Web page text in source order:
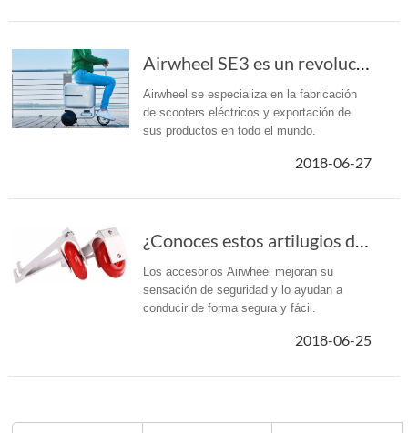
Airwheel SE3 es un revolucionario equipaje de mano motorizado.
Airwheel se especializa en la fabricación
de scooters eléctricos y exportación de
sus productos en todo el mundo.
2018-06-27
¿Conoces estos artilugios de Airwheel?
Los accesorios Airwheel mejoran su
sensación de seguridad y lo ayudan a
conducir de forma segura y fácil.
2018-06-25